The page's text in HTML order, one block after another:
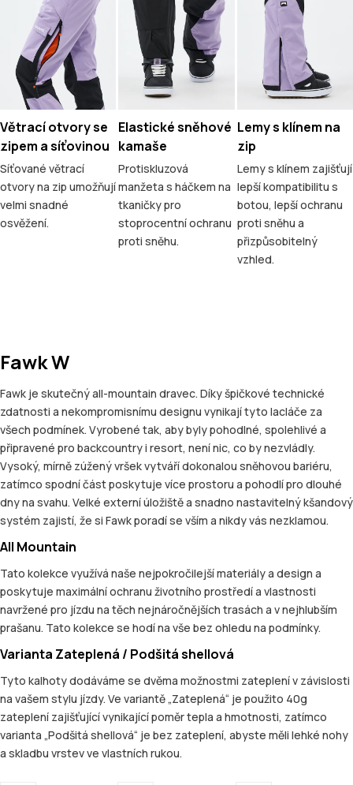
Větrací otvory se
zipem a síťovinou
Síťované větrací
otvory na zip umožňují
velmi snadné
osvěžení.
Elastické sněhové
kamaše
Protiskluzová
manžeta s háčkem na
tkaničky pro
stoprocentní ochranu
proti sněhu.
Lemy s klínem na
zip
Lemy s klínem zajišťují
lepší kompatibilitu s
botou, lepší ochranu
proti sněhu a
přizpůsobitelný
vzhled.
Fawk W
Fawk je skutečný all-mountain dravec. Díky špičkové technické
zdatnosti a nekompromisnímu designu vynikají tyto lacláče za
všech podmínek. Vyrobené tak, aby byly pohodlné, spolehlivé a
připravené pro backcountry i resort, není nic, co by nezvládly.
Vysoký, mírně zúžený vršek vytváří dokonalou sněhovou bariéru,
zatímco spodní část poskytuje více prostoru a pohodlí pro dlouhé
dny na svahu. Velké externí úložiště a snadno nastavitelný kšandový
systém zajistí, že si Fawk poradí se vším a nikdy vás nezklamou.
All Mountain
Tato kolekce využívá naše nejpokročilejší materiály a design a
poskytuje maximální ochranu životního prostředí a vlastnosti
navržené pro jízdu na těch nejnáročnějších trasách a v nejhlubším
prašanu. Tato kolekce se hodí na vše bez ohledu na podmínky.
Varianta Zateplená / Podšitá shellová
Tyto kalhoty dodáváme se dvěma možnostmi zateplení v závislosti
na vašem stylu jízdy. Ve variantě „Zateplená“ je použito 40g
zateplení zajišťující vynikající poměr tepla a hmotnosti, zatímco
varianta „Podšitá shellová“ je bez zateplení, abyste měli lehké nohy
a skladbu vrstev ve vlastních rukou.